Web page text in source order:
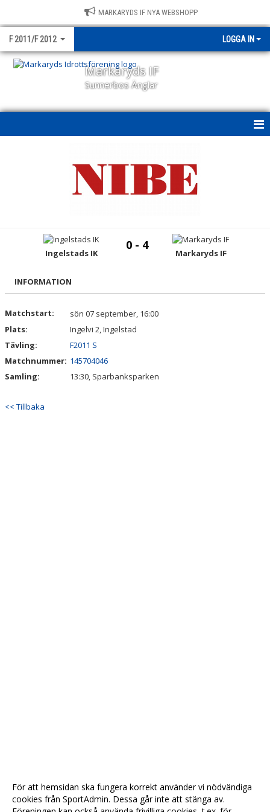
MARKARYDS IF NYA WEBSHOPP
F 2011/F 2012 LOGGA IN
Markaryds IF
Sunnerbos Änglar
BILDGALLERI
KONTAKT
Ingelstads IK
0 - 4
Markaryds IF
INFORMATION
Matchstart:
sön 07 september, 16:00
Plats:
Ingelvi 2, Ingelstad
Tävling:
F2011 S
Matchnummer: 145704046
Samling:
13:30, Sparbanksparken
<< Tillbaka
För att hemsidan ska fungera korrekt använder vi nödvändiga
cookies från SportAdmin. Dessa går inte att stänga av.